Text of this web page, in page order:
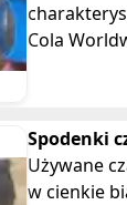
Cola
Spodenki
Używane
w cienkie